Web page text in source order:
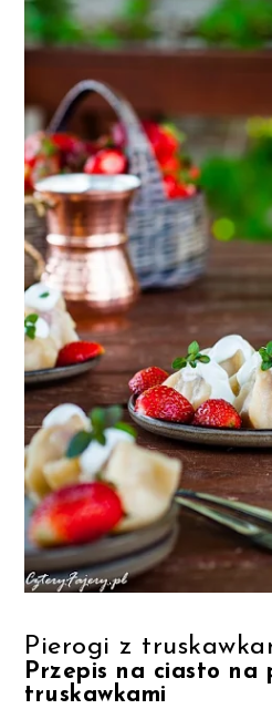
Pierogi z
Przepis na ciasto na
truskawkami